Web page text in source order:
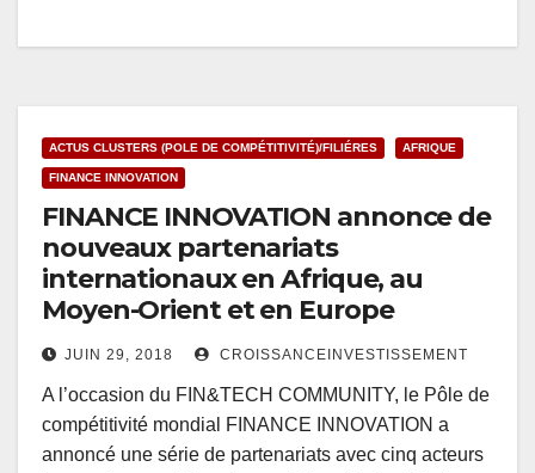
ACTUS CLUSTERS (POLE DE COMPÉTITIVITÉ)/FILIÉRES AFRIQUE
FINANCE INNOVATION
FINANCE INNOVATION annonce de
nouveaux partenariats
internationaux en Afrique, au
Moyen-Orient et en Europe
JUIN 29, 2018 CROISSANCEINVESTISSEMENT
A l’occasion du FIN&TECH COMMUNITY, le Pôle de
compétitivité mondial FINANCE INNOVATION a
annoncé une série de partenariats avec cinq acteurs